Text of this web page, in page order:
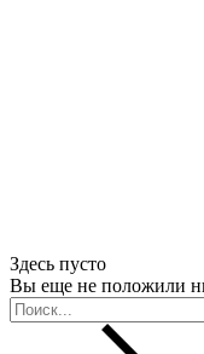
Здесь пусто
Вы еще не положили